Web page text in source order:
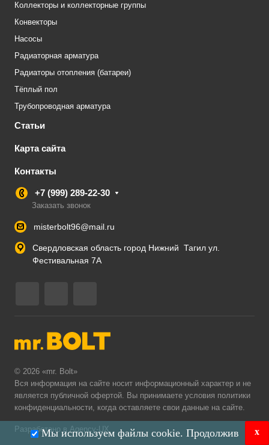
Коллекторы и коллекторные группы
Конвекторы
Насосы
Радиаторная арматура
Радиаторы отопления (батареи)
Тёплый пол
Трубопроводная арматура
Статьи
Карта сайта
Контакты
+7 (999) 289-22-30
Заказать звонок
misterbolt96@mail.ru
Свердловская область город Нижний Тагил ул.
Фестивальная 7А
© 2026 «mr. Bolt»
Вся информация на сайте носит информационный характер и не
является публичной офертой. Вы принимаете условия политики
конфиденциальности, когда оставляете свои данные на сайте.
Разработано в Agency-UX
Мы используем файлы cookie. Продолжив x